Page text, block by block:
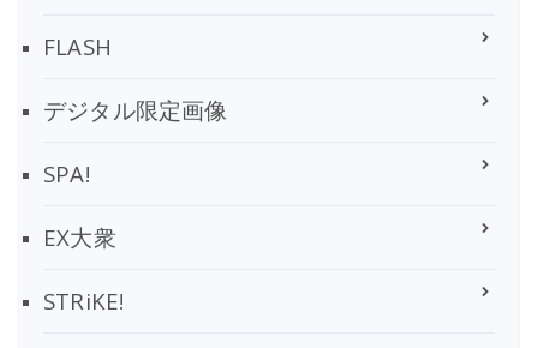
FLASH
デジタル限定画像
SPA!
EX大衆
STRiKE!